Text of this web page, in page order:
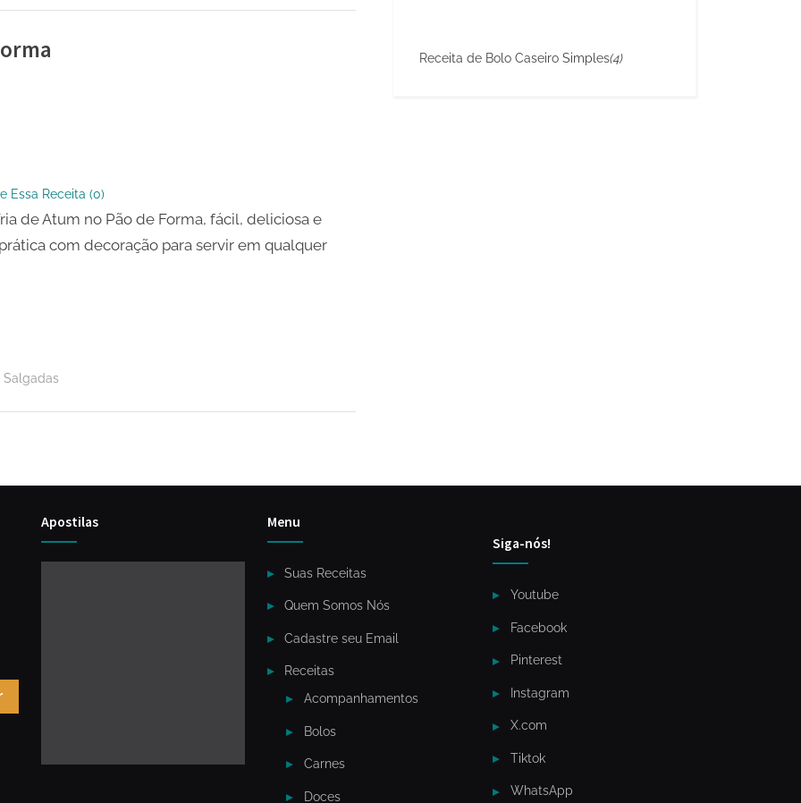
Essa Receita (0)
de Atum no Pão de Forma, fácil, deliciosa e
com decoração para servir em qualquer
Salgadas
Receita de Bolo Caseiro Simples(4)
Apostilas Menu
Suas Receitas
Quem Somos Nós
Cadastre seu Email
Receitas
Acompanhamentos
Bolos
Carnes
Doces
Siga-nós!
Youtube
Facebook
Pinterest
Instagram
X.com
Tiktok
WhatsApp